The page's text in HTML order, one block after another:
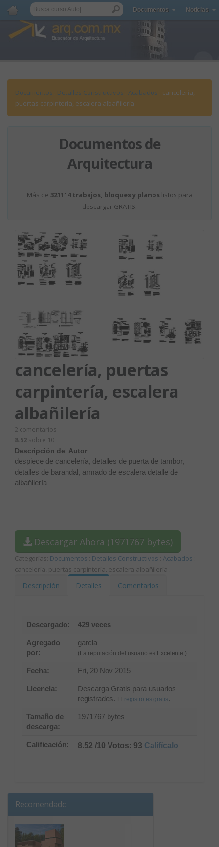
Documentos Noticias
Documentos : Detalles Constructivos : Acabados : cancelería,
puertas carpintería, escalera albañilería
Documentos de
Arquitectura
Más de 321114 trabajos, bloques y planos listos para
descargar GRATIS.
cancelería, puertas
carpintería, escalera
albañilería
2 comentarios
8.52sobre 10
Descripción del Autor
despiece de cancelería, detalles de puerta de tambor,
detalles de barandal, armado de escalera detalle de
albañilería
Descargar Ahora (1971767 bytes)
Categorías: Documentos Detalles Constructivos Acabados
cancelería, puertas carpintería, escalera albañilería
Descripción Detalles Comentarios
Descargado: 429 veces
Agregado
por:
garcia
(La reputación del usuario es Excelente )
Fecha: Fri, 20 Nov 2015
Licencia:
Descarga Gratis para usuarios
registrados. El registro es gratis.
Tamaño de
descarga:
1971767 bytes
Calificación: 8.52 /10 Votos: 93 Califícalo
Recomendado